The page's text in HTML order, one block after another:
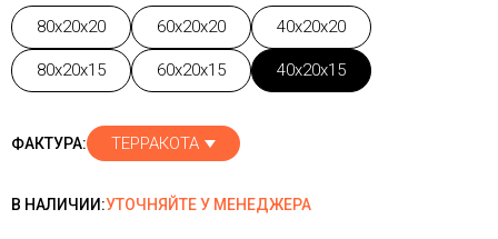
80x20x20 60x20x20 40x20x20
80x20x15 60x20x15 40x20x15
ФАКТУРА: ТЕРРАКОТА
В НАЛИЧИИ:УТОЧНЯЙТЕ У МЕНЕДЖЕРА